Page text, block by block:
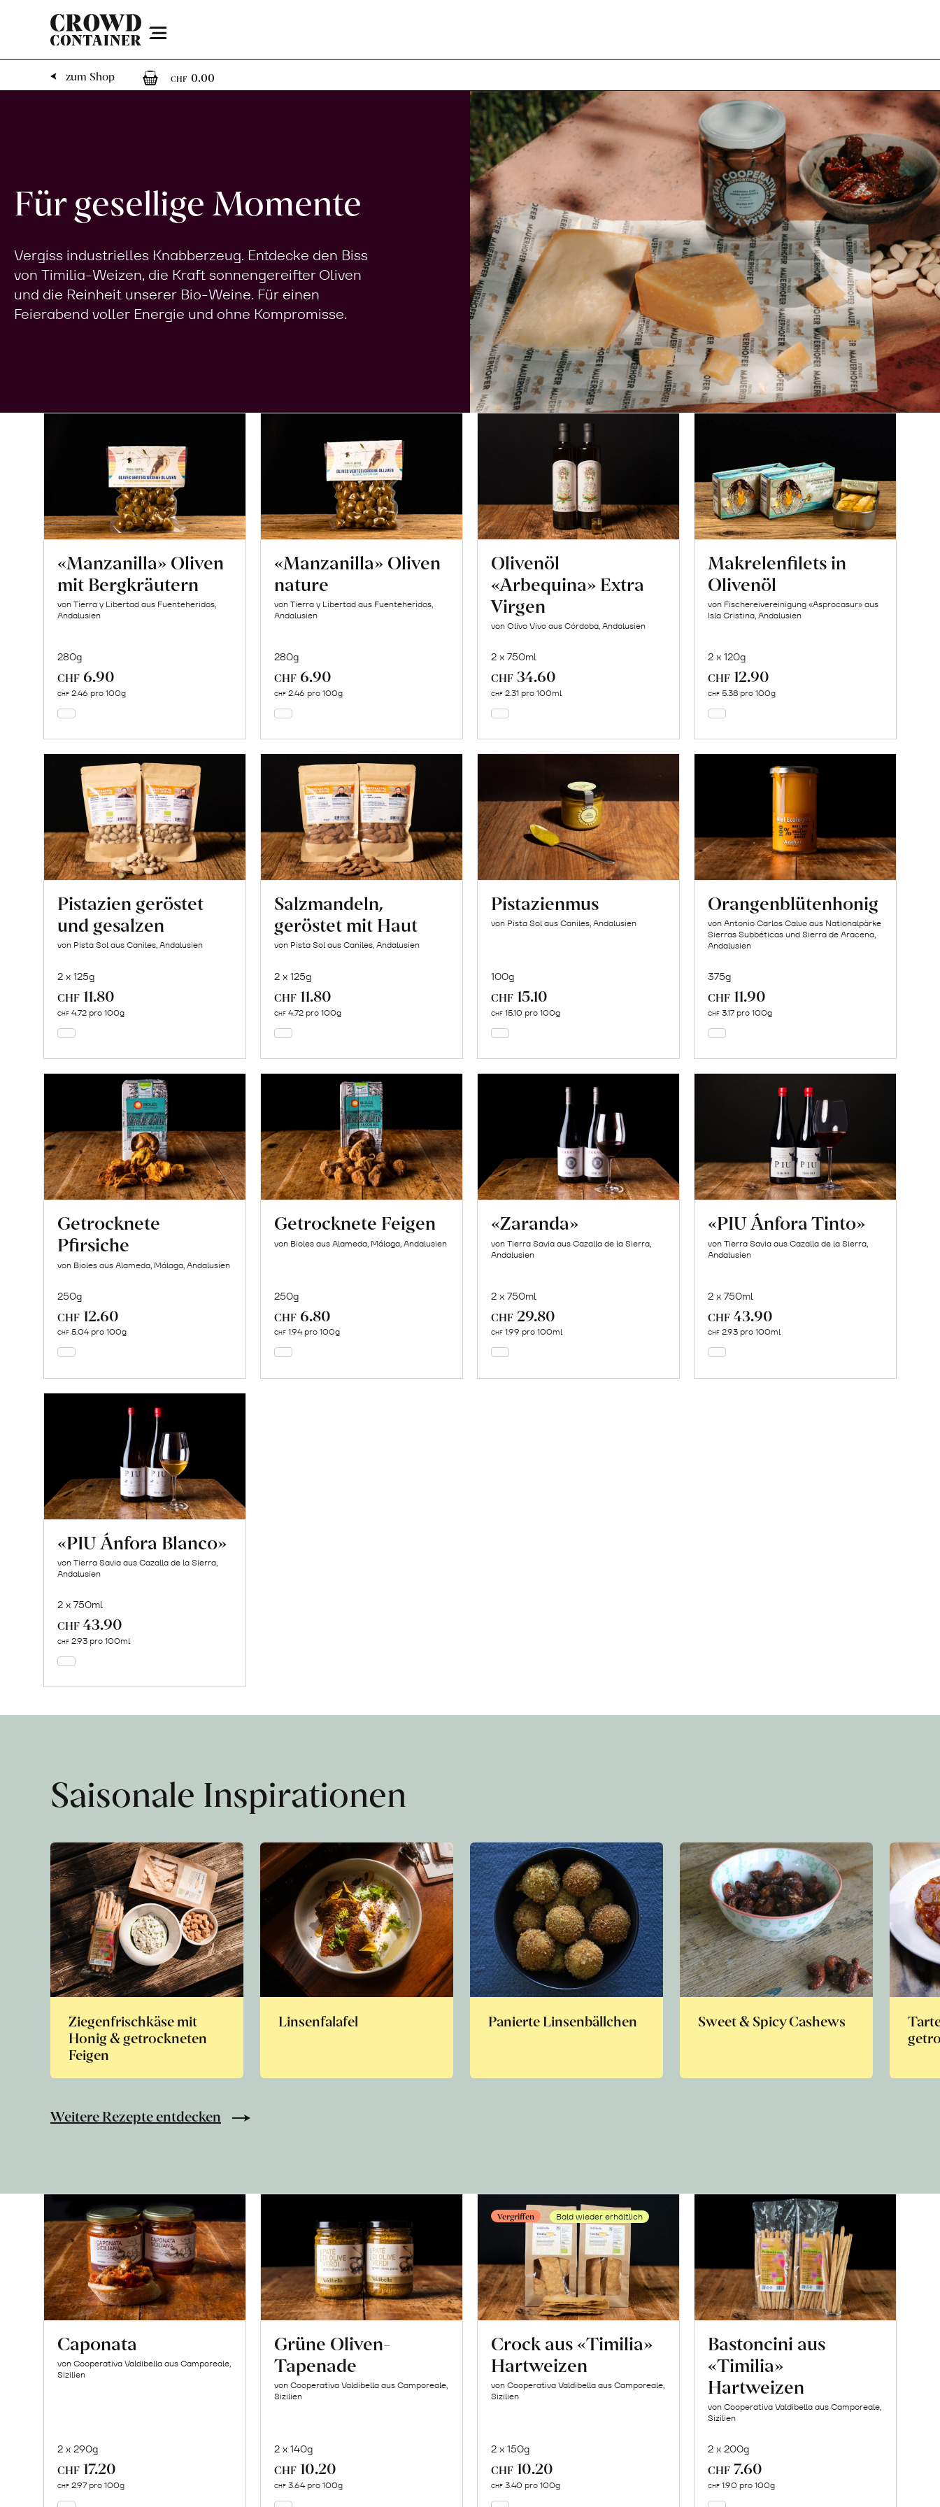
Menu
zum Shop
CHF 0.00
Für gesellige Momente
Vergiss industrielles Knabberzeug. Entdecke den Biss
von Timilia-Weizen, die Kraft sonnengereifter Oliven
und die Reinheit unserer Bio-Weine. Für einen
Feierabend voller Energie und ohne Kompromisse.
«Manzanilla» Oliven
mit Bergkräutern
von Tierra y Libertad aus Fuenteheridos,
Andalusien
280g
CHF 6.90
CHF 2.46 pro 100g
«Manzanilla» Oliven
nature
von Tierra y Libertad aus Fuenteheridos,
Andalusien
280g
CHF 6.90
CHF 2.46 pro 100g
Olivenöl
«Arbequina» Extra
Virgen
von Olivo Vivo aus Córdoba, Andalusien
2 x 750ml
CHF 34.60
CHF 2.31 pro 100ml
Makrelenfilets in
Olivenöl
von Fischereivereinigung «Asprocasur» aus
Isla Cristina, Andalusien
2 x 120g
CHF 12.90
CHF 5.38 pro 100g
Pistazien geröstet
und gesalzen
von Pista Sol aus Caniles, Andalusien
2 x 125g
CHF 11.80
CHF 4.72 pro 100g
Salzmandeln,
geröstet mit Haut
von Pista Sol aus Caniles, Andalusien
2 x 125g
CHF 11.80
CHF 4.72 pro 100g
Pistazienmus
von Pista Sol aus Caniles, Andalusien
100g
CHF 15.10
CHF 15.10 pro 100g
Orangenblütenhonig
von Antonio Carlos Calvo aus Nationalpärke
Sierras Subbéticas und Sierra de Aracena,
Andalusien
375g
CHF 11.90
CHF 3.17 pro 100g
Getrocknete
Pfirsiche
von Bioles aus Alameda, Málaga, Andalusien
250g
CHF 12.60
CHF 5.04 pro 100g
Getrocknete Feigen
von Bioles aus Alameda, Málaga, Andalusien
250g
CHF 6.80
CHF 1.94 pro 100g
«Zaranda»
von Tierra Savia aus Cazalla de la Sierra,
Andalusien
2 x 750ml
CHF 29.80
CHF 1.99 pro 100ml
«PIU Ánfora Tinto»
von Tierra Savia aus Cazalla de la Sierra,
Andalusien
2 x 750ml
CHF 43.90
CHF 2.93 pro 100ml
«PIU Ánfora Blanco»
von Tierra Savia aus Cazalla de la Sierra,
Andalusien
2 x 750ml
CHF 43.90
CHF 2.93 pro 100ml
Saisonale Inspirationen
Ziegenfrischkäse mit
Honig & getrockneten
Feigen
Linsenfalafel Panierte Linsenbällchen Sweet & Spicy Cashews
Weitere Rezepte entdecken
Caponata
von Cooperativa Valdibella aus Camporeale,
Sizilien
2 x 290g
CHF 17.20
CHF 2.97 pro 100g
Grüne Oliven-
Tapenade
von Cooperativa Valdibella aus Camporeale,
Sizilien
2 x 140g
CHF 10.20
CHF 3.64 pro 100g
Vergriffen Bald wieder erhältlich
Crock aus «Timilia»
Hartweizen
von Cooperativa Valdibella aus Camporeale,
Sizilien
2 x 150g
CHF 10.20
CHF 3.40 pro 100g
Bastoncini aus
«Timilia»
Hartweizen
von Cooperativa Valdibella aus Camporeale,
Sizilien
2 x 200g
CHF 7.60
CHF 1.90 pro 100g